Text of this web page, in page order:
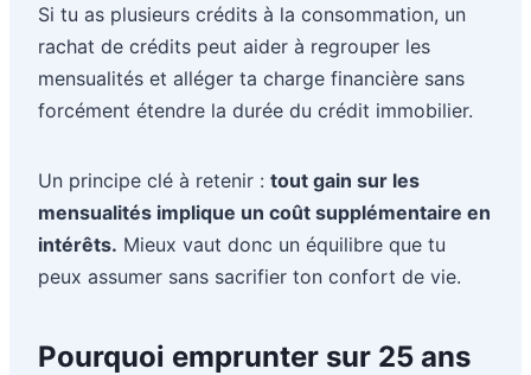
Si tu as plusieurs crédits à la consommation, un
rachat de crédits peut aider à regrouper les
mensualités et alléger ta charge financière sans
forcément étendre la durée du crédit immobilier.
Un principe clé à retenir : tout gain sur les
mensualités implique un coût supplémentaire en
intérêts. Mieux vaut donc un équilibre que tu
peux assumer sans sacrifier ton confort de vie.
Pourquoi emprunter sur 25 ans